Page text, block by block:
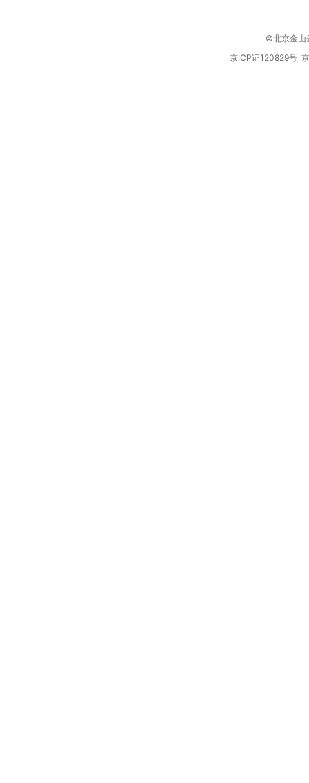
©北京金山
京ICP证120829号